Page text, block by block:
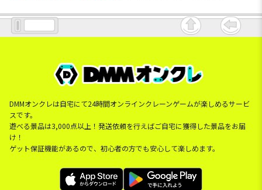
DMMオンクレは自宅にて24時間オンラインクレーンゲームが楽しめるサービ
スです。
遊べる景品は3,000点以上！発送依頼を行えばご自宅に獲得した景品をお届
け！
ゲット保証機能があるので、初心者の方でも安心して楽しめます。